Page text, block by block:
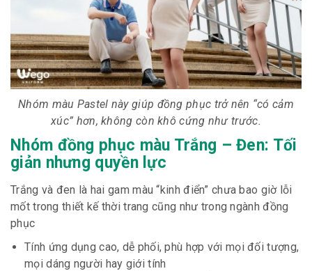
Nhóm màu Pastel này giúp đồng phục trở nên “có cảm
xúc” hơn, không còn khô cứng như trước.
Nhóm đồng phục màu Trắng – Đen: Tối
giản nhưng quyền lực
Trắng và đen là hai gam màu “kinh điển” chưa bao giờ lỗi
mốt trong thiết kế thời trang cũng như trong ngành đồng
phục
Tính ứng dụng cao, dễ phối, phù hợp với mọi đối tượng,
mọi dáng người hay giới tính